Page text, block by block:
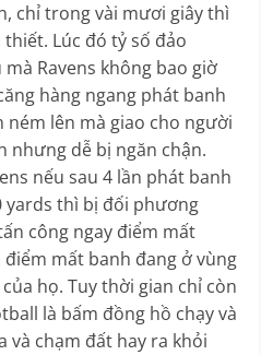
chỉ trong vài mươi giây thì
Lúc đó tỷ số đảo
Ravens không bao giờ
hàng ngang phát banh
ném lên mà giao cho người
nhưng dễ bị ngăn chận.
nếu sau 4 lần phát banh
yards thì bị đối phương
công ngay điểm mất
mất banh đang ở vùng
họ. Tuy thời gian chỉ còn
là bấm đồng hồ chạy và
và chạm đất hay ra khỏi